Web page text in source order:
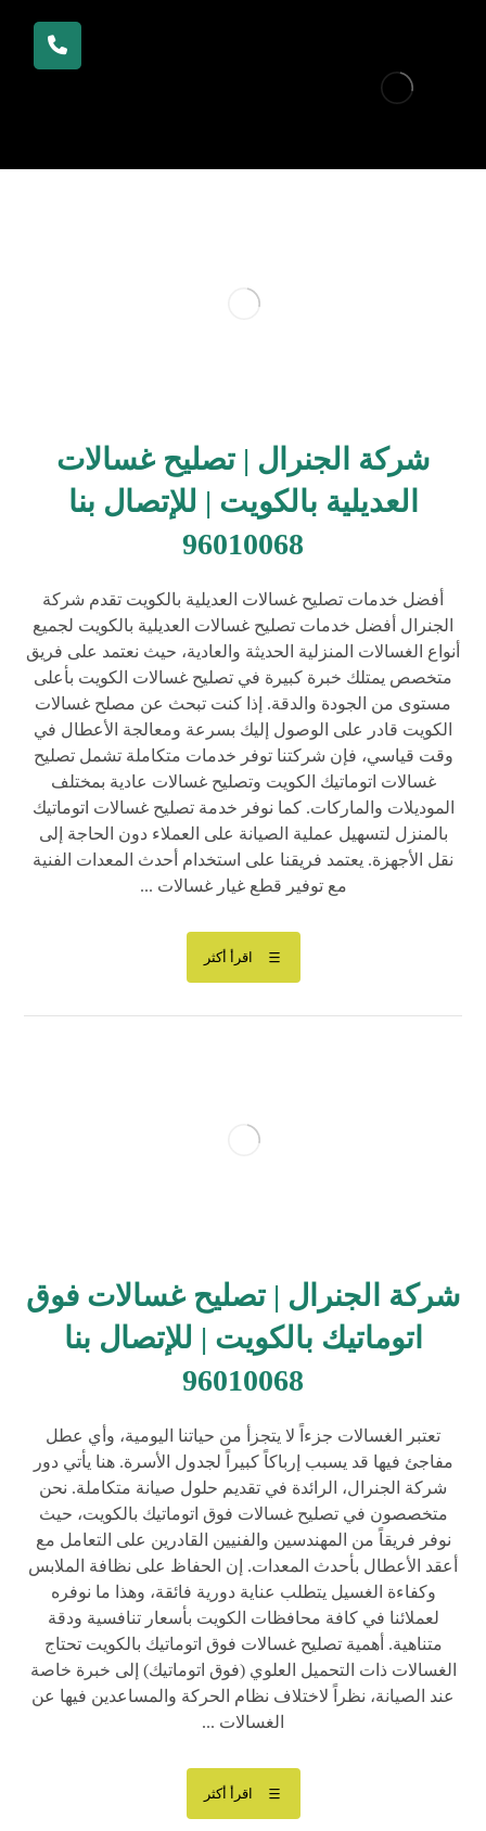
شركة الجنرال | تصليح غسالات
العديلية بالكويت | للإتصال بنا
96010068
أفضل خدمات تصليح غسالات العديلية بالكويت تقدم شركة
الجنرال أفضل خدمات تصليح غسالات العديلية بالكويت لجميع
أنواع الغسالات المنزلية الحديثة والعادية، حيث نعتمد على فريق
متخصص يمتلك خبرة كبيرة في تصليح غسالات الكويت بأعلى
مستوى من الجودة والدقة. إذا كنت تبحث عن مصلح غسالات
الكويت قادر على الوصول إليك بسرعة ومعالجة الأعطال في
وقت قياسي، فإن شركتنا توفر خدمات متكاملة تشمل تصليح
غسالات اتوماتيك الكويت وتصليح غسالات عادية بمختلف
الموديلات والماركات. كما نوفر خدمة تصليح غسالات اتوماتيك
بالمنزل لتسهيل عملية الصيانة على العملاء دون الحاجة إلى
نقل الأجهزة. يعتمد فريقنا على استخدام أحدث المعدات الفنية
مع توفير قطع غيار غسالات ...
اقرأ أكثر
شركة الجنرال | تصليح غسالات فوق
اتوماتيك بالكويت | للإتصال بنا
96010068
تعتبر الغسالات جزءاً لا يتجزأ من حياتنا اليومية، وأي عطل
مفاجئ فيها قد يسبب إرباكاً كبيراً لجدول الأسرة. هنا يأتي دور
شركة الجنرال، الرائدة في تقديم حلول صيانة متكاملة. نحن
متخصصون في تصليح غسالات فوق اتوماتيك بالكويت، حيث
نوفر فريقاً من المهندسين والفنيين القادرين على التعامل مع
أعقد الأعطال بأحدث المعدات. إن الحفاظ على نظافة الملابس
وكفاءة الغسيل يتطلب عناية دورية فائقة، وهذا ما نوفره
لعملائنا في كافة محافظات الكويت بأسعار تنافسية ودقة
متناهية. أهمية تصليح غسالات فوق اتوماتيك بالكويت تحتاج
الغسالات ذات التحميل العلوي (فوق اتوماتيك) إلى خبرة خاصة
عند الصيانة، نظراً لاختلاف نظام الحركة والمساعدين فيها عن
الغسالات ...
اقرأ أكثر